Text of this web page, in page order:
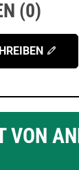
(0)
VON